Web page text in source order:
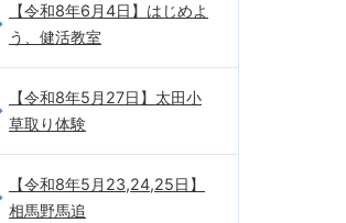
【令和8年6月4日】はじめよ
う、健活教室
【令和8年5月27日】太田小
草取り体験
【令和8年5月23,24,25日】
相馬野馬追